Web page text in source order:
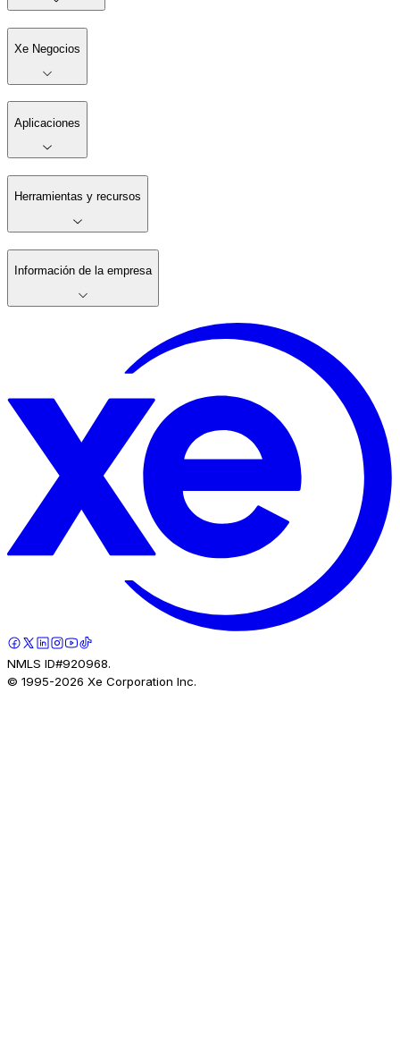
Xe Negocios
Aplicaciones
Herramientas y recursos
Información de la empresa
NMLS ID#920968.
© 1995-2026 Xe Corporation Inc.